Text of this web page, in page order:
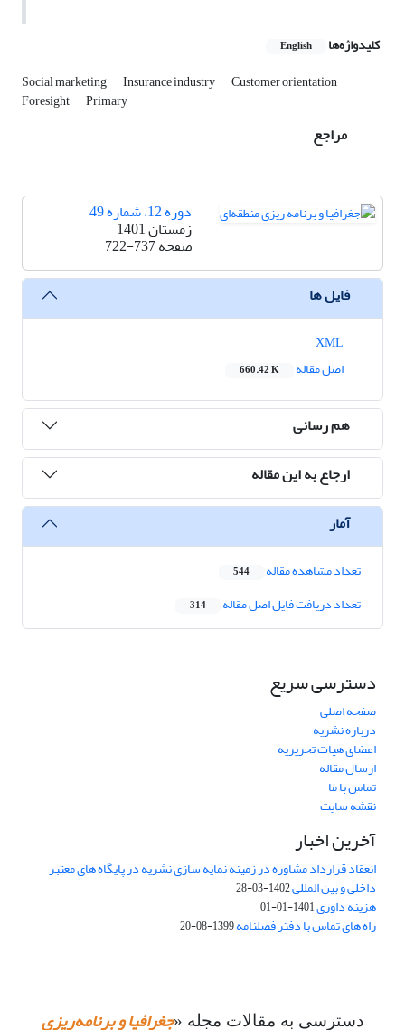
کلیدواژه‌ها English
Social marketing Insurance industry Customer orientation
Foresight Primary
مراجع
دوره 12، شماره 49
زمستان 1401
صفحه722-737
فایل ها
اصل مقاله
660.42 K
هم رسانی
ارجاع به این مقاله
آمار
تعداد مشاهده مقاله 544
تعداد دریافت فایل اصل مقاله 314
دسترسی سریع
صفحه اصلی
درباره نشریه
اعضای هیات تحریریه
ارسال مقاله
تماس با ما
نقشه سایت
آخرین اخبار
انعقاد قرارداد مشاوره در زمینه نمایه سازی نشریه در پایگاه های معتبر
داخلی و بین المللی1402-03-28
هزینه داوری1401-01-01
راه های تماس با دفتر فصلنامه1399-08-20
دسترسی به مقالات مجله «جغرافیا و برنامه‌ریزی